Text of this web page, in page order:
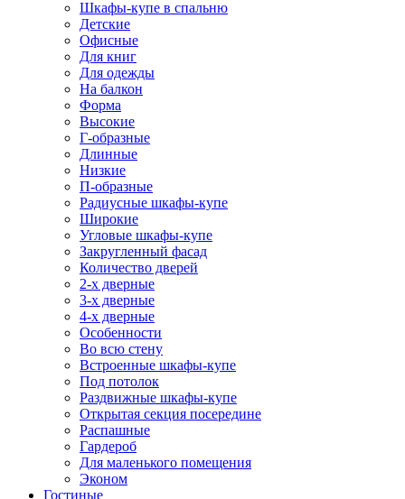
Шкафы-купе в спальню
Детские
Офисные
Для книг
Для одежды
На балкон
Форма
Высокие
Г-образные
Длинные
Низкие
П-образные
Радиусные шкафы-купе
Широкие
Угловые шкафы-купе
Закругленный фасад
Количество дверей
2-х дверные
3-х дверные
4-х дверные
Особенности
Во всю стену
Встроенные шкафы-купе
Под потолок
Раздвижные шкафы-купе
Открытая секция посередине
Распашные
Гардероб
Для маленького помещения
Эконом
Гостиные